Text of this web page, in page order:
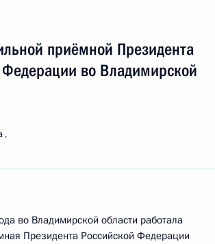
приёмной Президента
Федерации во Владимирской
во Владимирской области работала
Президента Российской Федерации